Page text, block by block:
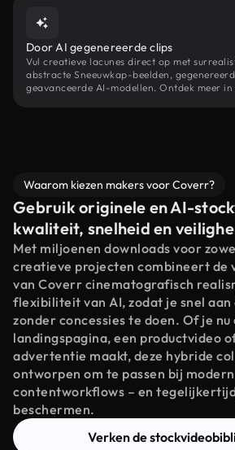
Door AI gegenereerde clips
Vul creatieve lacunes direct op met
abstracte Sneeuwkap-beelden,
geavanceerde AI-modellen. Ontdek meer in
Waarom kiezen makers voor Coverr?
Gebruik originele en AI-
kwaliteit, snelheid en
Met miljoenen downloads voor
creatieve projecten combineert de
van Coverr cinematografisch
flexibiliteit van AI, zodat je snel aan
zonder concessies te doen. Of je nu
landingspagina, een productvideo
advertentie maakt, deze hybride
ontworpen om te passen bij
contentworkflows – en
beschermen.
Verken de